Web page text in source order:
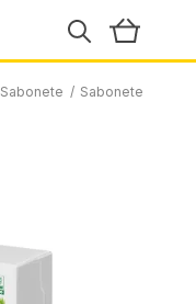
Sabonete / Sabonete